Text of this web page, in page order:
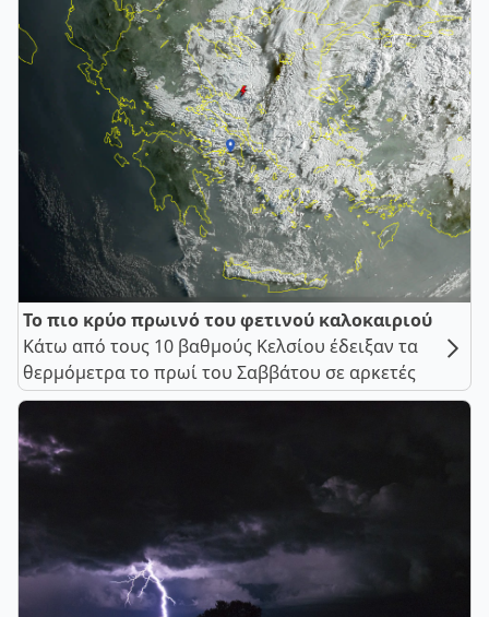
Το πιο κρύο πρωινό του φετινού καλοκαιριού
Κάτω από τους 10 βαθμούς Κελσίου έδειξαν τα
θερμόμετρα το πρωί του Σαββάτου σε αρκετές